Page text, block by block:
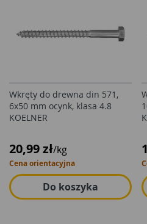
Wkręty do drewna din 571,
6x50 mm ocynk, klasa 4.8
KOELNER
20,99 zł/kg
Cena orientacyjna
Do koszyka